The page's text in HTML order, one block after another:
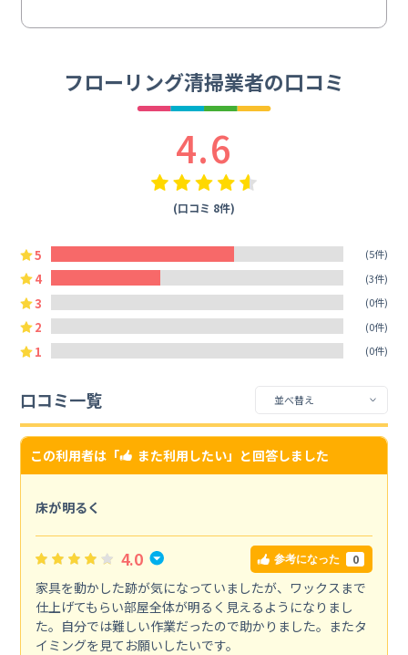
フローリング清掃業者の口コミ
4.6
(口コミ 8件)
5 (5件)
4 (3件)
3 (0件)
2 (0件)
1 (0件)
口コミ一覧
この利用者は「 また利用したい」と回答しました
床が明るく
4.0 参考になった 0
家具を動かした跡が気になっていましたが、ワックスまで
仕上げてもらい部屋全体が明るく見えるようになりまし
た。自分では難しい作業だったので助かりました。またタ
イミングを見てお願いしたいです。